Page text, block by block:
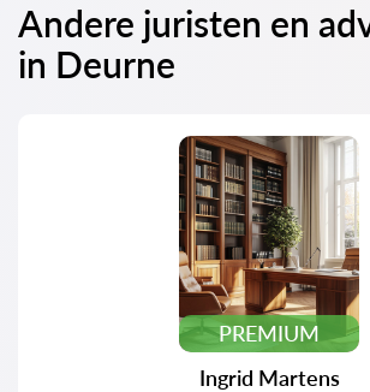
Andere juristen en
in Deurne
PREMIUM
Ingrid Martens